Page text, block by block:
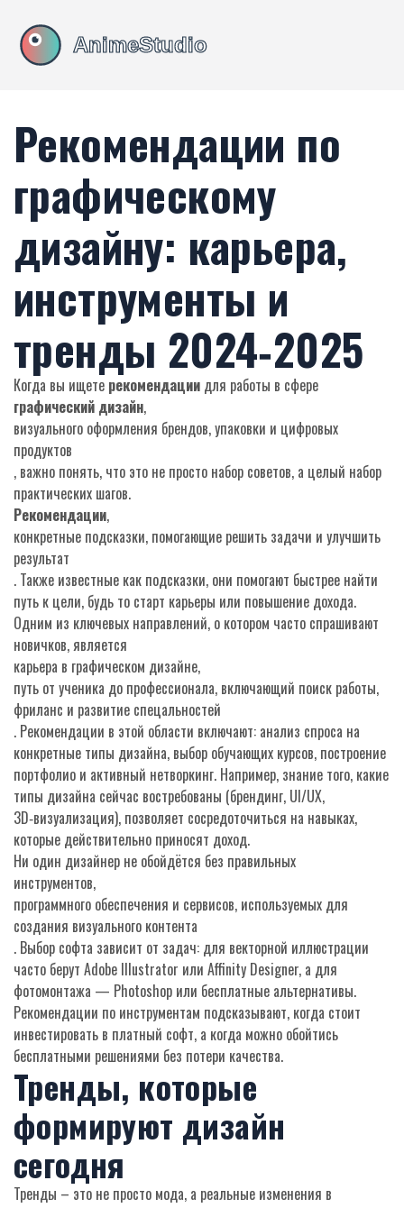
Рекомендации по
графическому
дизайну: карьера,
инструменты и
тренды 2024‑2025
Когда вы ищете рекомендации для работы в сфере
графический дизайн,
визуального оформления брендов, упаковки и цифровых
продуктов
, важно понять, что это не просто набор советов, а целый набор
практических шагов.
Рекомендации,
конкретные подсказки, помогающие решить задачи и улучшить
результат
. Также известные как подсказки, они помогают быстрее найти
путь к цели, будь то старт карьеры или повышение дохода.
Одним из ключевых направлений, о котором часто спрашивают
новичков, является
карьера в графическом дизайне,
путь от ученика до профессионала, включающий поиск работы,
фриланс и развитие спецальностей
. Рекомендации в этой области включают: анализ спроса на
конкретные типы дизайна, выбор обучающих курсов, построение
портфолио и активный нетворкинг. Например, знание того, какие
типы дизайна сейчас востребованы (брендинг, UI/UX,
3D‑визуализация), позволяет сосредоточиться на навыках,
которые действительно приносят доход.
Ни один дизайнер не обойдётся без правильных
инструментов,
программного обеспечения и сервисов, используемых для
создания визуального контента
. Выбор софта зависит от задач: для векторной иллюстрации
часто берут Adobe Illustrator или Affinity Designer, а для
фотомонтажа — Photoshop или бесплатные альтернативы.
Рекомендации по инструментам подсказывают, когда стоит
инвестировать в платный софт, а когда можно обойтись
бесплатными решениями без потери качества.
Тренды, которые
формируют дизайн
сегодня
Тренды – это не просто мода, а реальные изменения в